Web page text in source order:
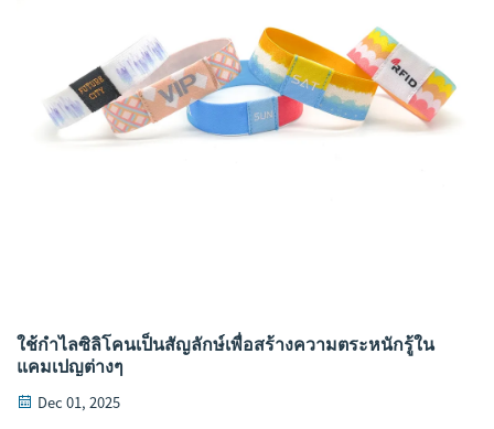
ใช้กำไลซิลิโคนเป็นสัญลักษ์เพื่อสร้างความตระหนักรู้ใน
แคมเปญต่างๆ
Dec 01, 2025